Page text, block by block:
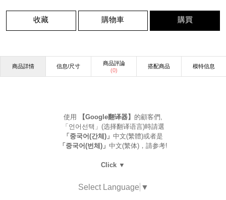
收藏 購物車 購買
商品詳情 信息/尺寸
商品評論
(0)
搭配商品 模特信息
使用 【Google翻译器】 的顧客們,
「언어선택」(选择翻译语言)時請選
「중국어(간체)」 中文(繁體)或者是
「중국어(번체)」 中文(繁体)，請参考!
Click ▼
Select Language ▼